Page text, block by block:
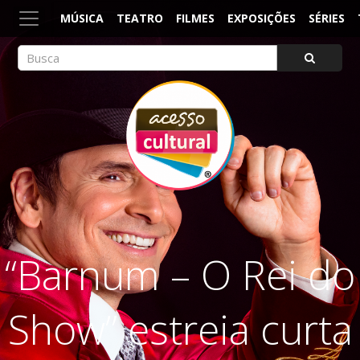
MÚSICA TEATRO FILMES EXPOSIÇÕES SÉRIES
ACESSO CULTURAL
Arte, Cultura Pop e Entretenimento
“Barnum – O Rei do
Show” estreia curta